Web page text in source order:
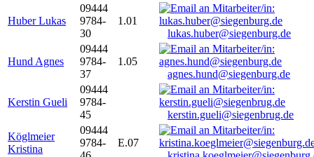
Huber Lukas
09444
9784-
30
1.01
lukas.huber@siegenburg.de
Hund Agnes
09444
9784-
37
1.05
agnes.hund@siegenburg.de
Kerstin Gueli
09444
9784-
45
kerstin.gueli@siegenbrug.de
Köglmeier
Kristina
09444
9784-
E.07